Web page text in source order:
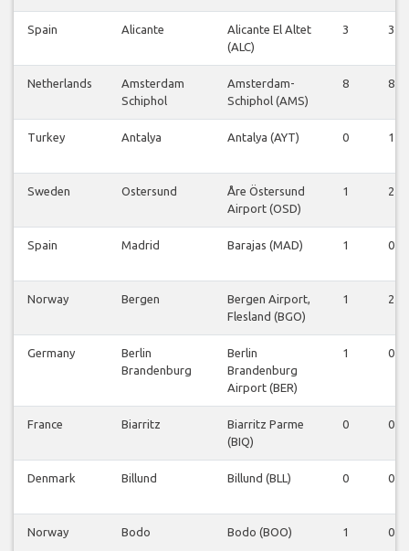
Spain Alicante
Alicante El Altet
(ALC)
3 3
Netherlands
Amsterdam
Schiphol
Amsterdam-
Schiphol (AMS)
8 8
Turkey Antalya Antalya (AYT) 0 1
Sweden Ostersund
Åre Östersund
Airport (OSD)
1 2
Spain Madrid Barajas (MAD) 1 0
Norway Bergen
Bergen Airport,
Flesland (BGO)
1 2
Germany
Berlin
Brandenburg
Berlin
Brandenburg
Airport (BER)
1 0
France Biarritz
Biarritz Parme
(BIQ)
0 0
Denmark Billund Billund (BLL) 0 0
Norway Bodo Bodo (BOO) 1 0